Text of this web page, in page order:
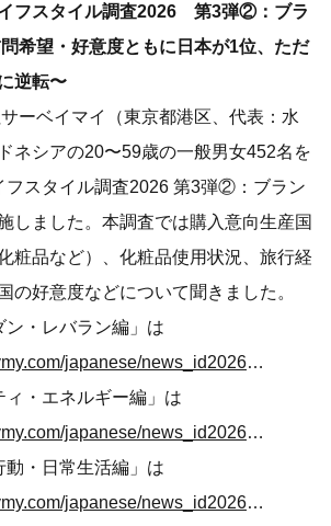
フスタイル調査2026 第3弾②：ブラ
希望・好意度ともに日本が1位、ただ
逆転〜
ーベイマイ（東京都港区、代表：水
ネシアの20〜59歳の一般男女452名を
フスタイル調査2026 第3弾②：ブラン
しました。本調査では購入意向生産国
粧品など）、化粧品使用状況、旅行経
の好意度などについて聞きました。
・レバラン編」は
https://www.surveymy.com/japanese/news_id202604.html
ィ・エネルギー編」は
https://www.surveymy.com/japanese/news_id202604_2.html
動・日常生活編」は
https://www.surveymy.com/japanese/news_id202604_3_1.html